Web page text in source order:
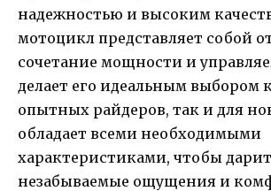
надежностью и высоким
мотоцикл представляет собой
сочетание мощности и
делает его идеальным выбором
опытных райдеров, так и для
обладает всеми необходимыми
характеристиками, чтобы
незабываемые ощущения и